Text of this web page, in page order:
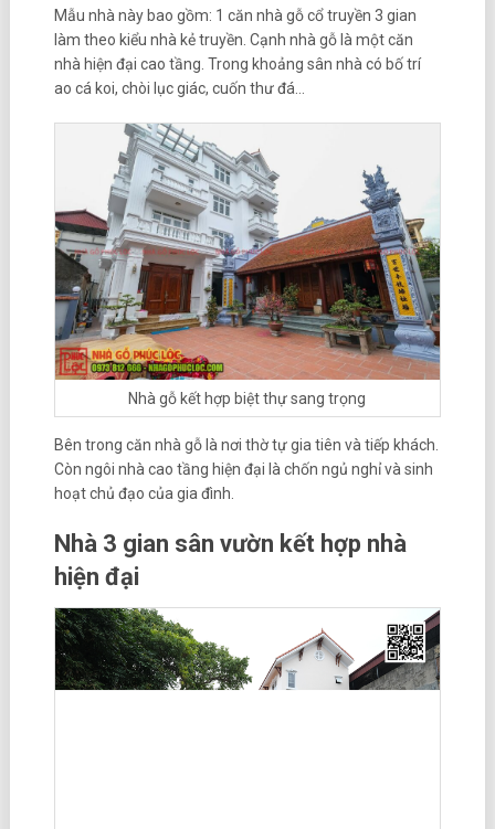
Mẫu nhà này bao gồm: 1 căn nhà gỗ cổ truyền 3 gian
làm theo kiểu nhà kẻ truyền. Cạnh nhà gỗ là một căn
nhà hiện đại cao tầng. Trong khoảng sân nhà có bố trí
ao cá koi, chòi lục giác, cuốn thư đá…
Nhà gỗ kết hợp biệt thự sang trọng
Bên trong căn nhà gỗ là nơi thờ tự gia tiên và tiếp khách.
Còn ngôi nhà cao tầng hiện đại là chốn ngủ nghỉ và sinh
hoạt chủ đạo của gia đình.
Nhà 3 gian sân vườn kết hợp nhà
hiện đại